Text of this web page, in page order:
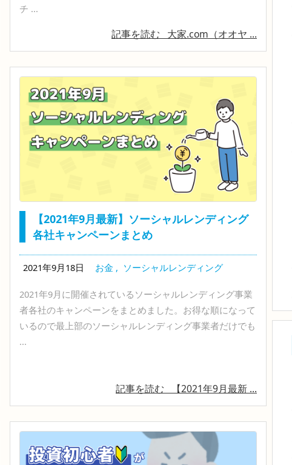
チ ...
記事を読む 大家.com（オオヤ ...
【2021年9月最新】ソーシャルレンディング
各社キャンペーンまとめ
2021年9月18日 お金 , ソーシャルレンディング
2021年9月に開催されているソーシャルレンディング事業
者各社のキャンペーンをまとめました。お得な順になって
いるので最上部のソーシャルレンディング事業者だけでも
...
記事を読む 【2021年9月最新 ...